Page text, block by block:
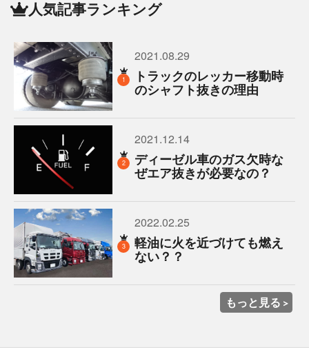
人気記事ランキング
1
2021.08.29
トラックのレッカー移動時
のシャフト抜きの理由
2
2021.12.14
ディーゼル車のガス欠時な
ぜエア抜きが必要なの？
3
2022.02.25
軽油に火を近づけても燃え
ない？？
もっと見る